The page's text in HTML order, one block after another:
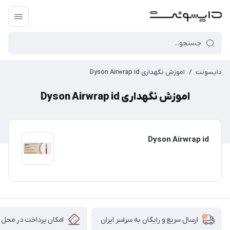
دایسونت / اموزش نگهداری Dyson Airwrap id
اموزش نگهداری Dyson Airwrap id
Dyson Airwrap id
ارسال سریع و رایگان به سراسر ایران امکان پرداخت در محل